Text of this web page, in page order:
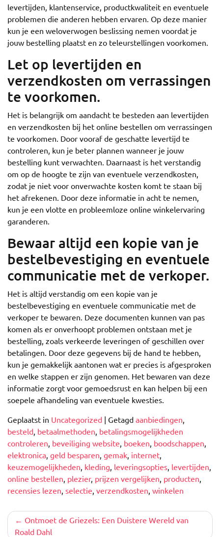
levertijden, klantenservice, productkwaliteit en eventuele
problemen die anderen hebben ervaren. Op deze manier
kun je een weloverwogen beslissing nemen voordat je
jouw bestelling plaatst en zo teleurstellingen voorkomen.
Let op levertijden en
verzendkosten om verrassingen
te voorkomen.
Het is belangrijk om aandacht te besteden aan levertijden
en verzendkosten bij het online bestellen om verrassingen
te voorkomen. Door vooraf de geschatte levertijd te
controleren, kun je beter plannen wanneer je jouw
bestelling kunt verwachten. Daarnaast is het verstandig
om op de hoogte te zijn van eventuele verzendkosten,
zodat je niet voor onverwachte kosten komt te staan bij
het afrekenen. Door deze informatie in acht te nemen,
kun je een vlotte en probleemloze online winkelervaring
garanderen.
Bewaar altijd een kopie van je
bestelbevestiging en eventuele
communicatie met de verkoper.
Het is altijd verstandig om een kopie van je
bestelbevestiging en eventuele communicatie met de
verkoper te bewaren. Deze documenten kunnen van pas
komen als er onverhoopt problemen ontstaan met je
bestelling, zoals verkeerde leveringen of geschillen over
betalingen. Door deze gegevens bij de hand te hebben,
kun je gemakkelijk aantonen wat er precies is afgesproken
en welke stappen er zijn genomen. Het bewaren van deze
informatie zorgt voor gemoedsrust en kan helpen bij een
soepele afhandeling van eventuele kwesties.
Geplaatst in Uncategorized | Getagd aanbiedingen,
besteld, betaalmethoden, betalingsmogelijkheden
controleren, beveiliging website, boeken, boodschappen,
elektronica, geld besparen, gemak, internet,
keuzemogelijkheden, kleding, leveringsopties, levertijden,
online bestellen, plezier, prijzen vergelijken, producten,
recensies lezen, selectie, verzendkosten, winkelen
Berichtnavigatie
Ontmoet de Griezels: Een Duistere Wereld van
Roald Dahl